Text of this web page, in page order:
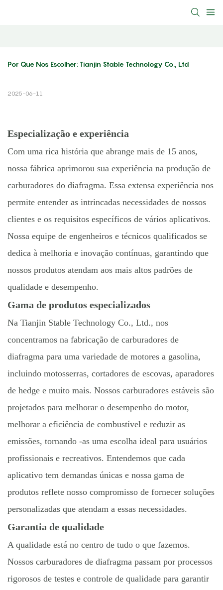
Por Que Nos Escolher: Tianjin Stable Technology Co., Ltd
2025-06-11
Especialização e experiência
Com uma rica história que abrange mais de 15 anos,
nossa fábrica aprimorou sua experiência na produção de
carburadores do diafragma. Essa extensa experiência nos
permite entender as intrincadas necessidades de nossos
clientes e os requisitos específicos de vários aplicativos.
Nossa equipe de engenheiros e técnicos qualificados se
dedica à melhoria e inovação contínuas, garantindo que
nossos produtos atendam aos mais altos padrões de
qualidade e desempenho.
Gama de produtos especializados
Na Tianjin Stable Technology Co., Ltd., nos
concentramos na fabricação de carburadores de
diafragma para uma variedade de motores a gasolina,
incluindo motosserras, cortadores de escovas, aparadores
de hedge e muito mais. Nossos carburadores estáveis ​​são
projetados para melhorar o desempenho do motor,
melhorar a eficiência de combustível e reduzir as
emissões, tornando -as uma escolha ideal para usuários
profissionais e recreativos. Entendemos que cada
aplicativo tem demandas únicas e nossa gama de
produtos reflete nosso compromisso de fornecer soluções
personalizadas que atendam a essas necessidades.
Garantia de qualidade
A qualidade está no centro de tudo o que fazemos.
Nossos carburadores de diafragma passam por processos
rigorosos de testes e controle de qualidade para garantir